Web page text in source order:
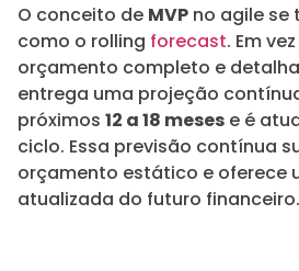
O conceito de MVP no agile se
como o rolling forecast. Em
orçamento completo e
entrega uma projeção
próximos 12 a 18 meses e é
ciclo. Essa previsão contínua
orçamento estático e oferece
atualizada do futuro financeiro.